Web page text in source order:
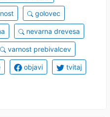
golovec
nevarna drevesa
varnost prebivalcev
objavi tvitaj